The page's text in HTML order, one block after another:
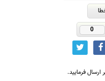
0
فرمایید.